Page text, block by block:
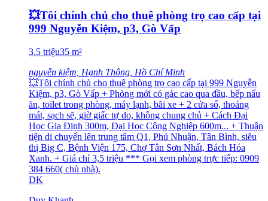
💥Tôi chính chủ cho thuê phòng trọ cao cấp tại
999 Nguyễn Kiệm, p3, Gò Vấp
3.5 triệu35 m²
nguyễn kiệm, Hạnh Thông, Hồ Chí Minh
💥Tôi chính chủ cho thuê phòng trọ cao cấp tại 999 Nguyễn
Kiệm, p3, Gò Vấp + Phòng mới có gác cao qua đầu, bếp nấu
ăn, toilet trong phòng, máy lạnh, bãi xe + 2 cửa sổ, thoáng
mát, sạch sẽ, giờ giấc tự do, không chung chủ + Cách Đại
Học Gia Định 300m, Đại Học Công Nghiệp 600m... + Thuận
tiện di chuyển lên trung tâm Q1, Phú Nhuận, Tân Bình, siêu
thị Big C, Bệnh Viện 175, Chợ Tân Sơn Nhất, Bách Hóa
Xanh. + Giá chỉ 3,5 triệu *** Gọi xem phòng trực tiếp: 0909
384 660( chủ nhà).
DK